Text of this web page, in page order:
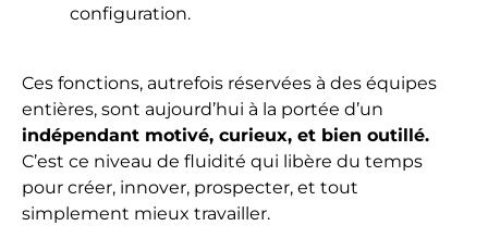
configuration.
Ces fonctions, autrefois réservées à des équipes
entières, sont aujourd’hui à la portée d’un
indépendant motivé, curieux, et bien outillé.
C’est ce niveau de fluidité qui libère du temps
pour créer, innover, prospecter, et tout
simplement mieux travailler.